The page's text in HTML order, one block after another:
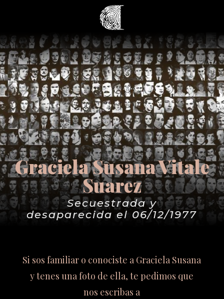
Graciela Susana Vitale
Suarez
Secuestrada y
desaparecida el 06/12/1977
Si sos familiar o conociste a Graciela Susana
y tenes una foto de ella, te pedimos que
nos escribas a